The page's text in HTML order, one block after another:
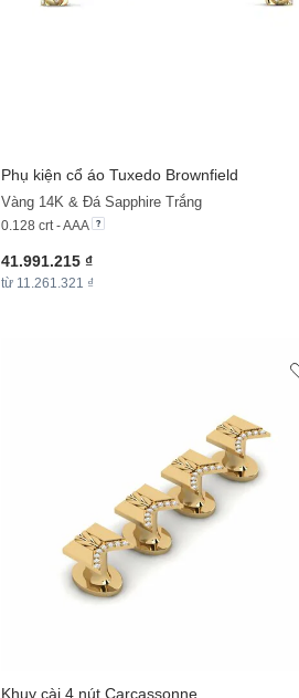
Phụ kiện cổ áo Tuxedo Brownfield
Vàng 14K & Đá Sapphire Trắng
0.128 crt - AAA
41.991.215 ₫
từ 11.261.321 ₫
Khuy cài 4 nút Carcassonne